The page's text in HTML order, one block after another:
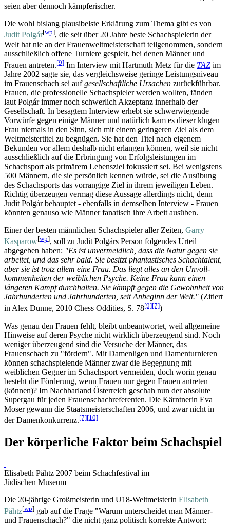
seien aber dennoch kämpferischer.
Die wohl bislang plausibelste Erklärung zum Thema gibt es von
Judit Polgár[wp], die seit über 20 Jahre beste Schach­spielerin der
Welt hat nie an der Frauen­welt­meister­schaft teilgenommen, sondern
ausschließlich offene Turniere gespielt, bei denen Männer und
Frauen antreten.[9] Im Interview mit Hartmuth Metz für die TAZ im
Jahre 2002 sagte sie, das vergleichsweise geringe Leistungs­niveau
im Frauenschach sei aufgesellschaftliche Ursachen zurückführbar.
Frauen, die professionelle Schachspieler werden wollten, fänden
laut Polgár immer noch schwerlich Akzeptanz innerhalb der
Gesellschaft. In besagtem Interview erhebt sie schwerwiegende
Vorwürfe gegen einige Männer und natürlich kam es dieser klugen
Frau niemals in den Sinn, sich mit einem geringeren Ziel als dem
Welt­meister­titel zu begnügen. Sie hat den Titel nach eigenem
Bekunden vor allem deshalb nicht erlangen können, weil sie nicht
ausschließlich auf die Erbringung von Erfolgs­leistungen im
Schachsport als primärem Lebensziel fokussiert sei. Bei wenigstens
500 Männern, die sie persönlich kennen würde, sei die Ausübung
des Schachsports das vorrangige Ziel in ihrem jeweiligen Leben.
Richtig überzeugen vermag diese Aussage allerdings nicht, denn
Judit Polgár behauptet - ebenfalls in demselben Interview - Frauen
könnten genauso wie Männer fanatisch ihre Arbeit ausüben.
Einer der besten männlichen Schachspieler aller Zeiten, Garry
Kasparow[wp], soll zu Judit Polgárs Person folgendes Urteil
abgegeben haben: "Es ist unvermeidlich, dass die Natur gegen sie
arbeitet, und das sehr bald. Sie besitzt phantastisches Schachtalent,
aber sie ist trotz allem eine Frau. Das liegt alles an den Un­voll­
kommen­heiten der weiblichen Psyche. Keine Frau kann einen
längeren Kampf durchhalten. Sie kämpft gegen die Gewohnheit von
Jahrhunderten und Jahrhunderten, seit Anbeginn der Welt." (Zitiert
in Alex Dunne, 2010 Chess Oddities, S. 78[9][7])
Was genau den Frauen fehlt, bleibt unbeantwortet, weil allgemeine
Hinweise auf deren Psyche nicht wirklich überzeugend sind. Noch
weniger überzeugend sind die Versuche der Männer, das
Frauenschach zu "fördern". Mit Damenligen und Damen­turnieren
können schach­spielende Männer zwar die Begegnung mit
weiblichen Gegner im Schachsport vermeiden, doch worin genau
besteht die Förderung, wenn Frauen nur gegen Frauen antreten
(können)? Im Nachbarland Österreich geschah nun der absolute
Supergau für jeden Frauen­schach­referenten. Die Kärntnerin Eva
Moser gewann die Staats­meister­schaften 2006, und zwar nicht in
der Damen­konkurrenz.[7][10]
Der körperliche Faktor beim Schachspiel
Elisabeth Pähtz 2007 beim Schachfestival im
Jüdischen Museum
Die 20-jährige Großmeisterin und U18-Weltmeisterin Elisabeth
Pähtz[wp] gab auf die Frage "Warum unterscheidet man Männer-
und Frauenschach?" die nicht ganz politisch korrekte Antwort: